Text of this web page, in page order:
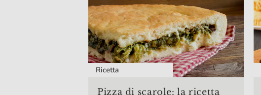
Ricetta
Pizza di scarole: la ricetta